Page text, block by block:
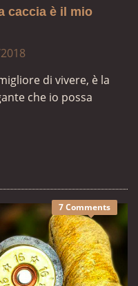
caccia è il mio
di vivere, è la
che io possa
7 Comments